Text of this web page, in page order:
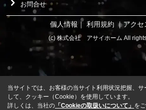
お問合せ
個人情報 ｜ 利用規約 ｜アクセ
(c) 株式会社 アサイホーム All
当サイトでは、お客様の当サイト利用状況把握、サ
して、クッキー（Cookie）を使用しています。
詳しくは、当社の 「Cookieの取扱いについて」 を